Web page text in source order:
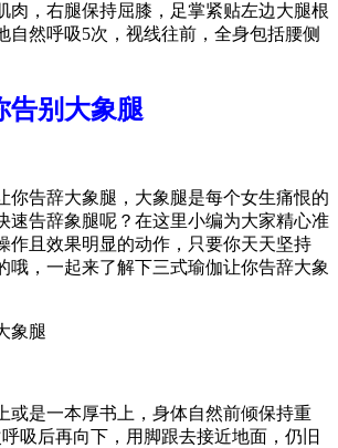
肉，右腿保持屈膝，足掌紧贴左边大腿根
自然呼吸5次，视线往前，全身包括腰侧
告别大象腿
你告辞大象腿，大象腿是每个女生痛恨的
速告辞象腿呢？在这里小编为大家精心准
作且效果明显的动作，只要你天天坚持
哦，一起来了解下三式瑜伽让你告辞大象
象腿
或是一本厚书上，身体自然前倾保持重
吸后再向下，用脚跟去接近地面，仍旧